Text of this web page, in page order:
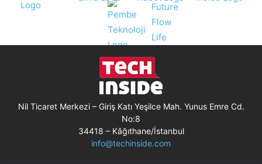
Nil Ticaret Merkezi – Giriş Katı Yeşilce Mah. Yunus Emre Cd.
No:8
34418 – Kâğıthane/İstanbul
info@techinside.com